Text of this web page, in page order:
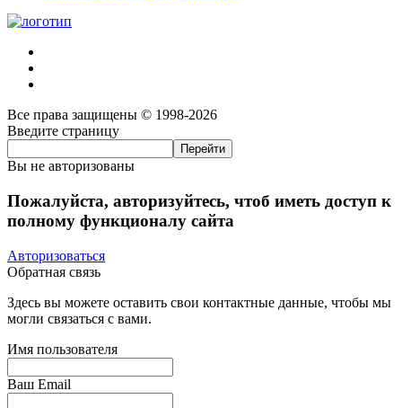
Все права защищены © 1998-2026
Введите страницу
Вы не авторизованы
Пожалуйста, авторизуйтесь, чтоб иметь доступ к
полному функционалу сайта
Авторизоваться
Обратная связь
Здесь вы можете оставить свои контактные данные, чтобы мы
могли связаться с вами.
Имя пользователя
Ваш Email